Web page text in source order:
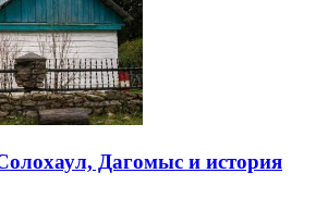
Дагомыс и история